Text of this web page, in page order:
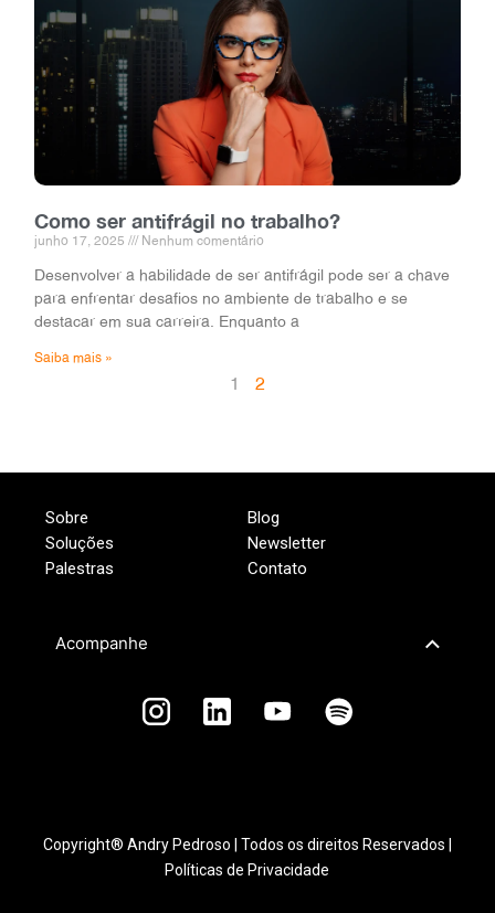
Como ser antifrágil no trabalho?
junho 17, 2025 Nenhum comentário
Desenvolver a habilidade de ser antifrágil pode ser a chave
para enfrentar desafios no ambiente de trabalho e se
destacar em sua carreira. Enquanto a
Saiba mais »
1 2
Sobre
Soluções
Palestras
Blog
Newsletter
Contato
Acompanhe
Copyright® Andry Pedroso | Todos os direitos Reservados |
Políticas de Privacidade